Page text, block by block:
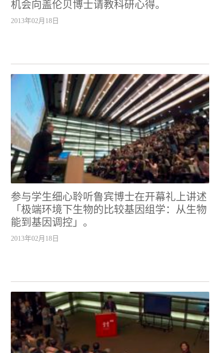
机会向盖伦贝博士请教科研心得。
2013年02月18日
参与学生细心聆听鲁宾博士在开幕礼上讲述
「极端环境下生物的比较基因组学：从生物
能到基因调控」。
2013年02月18日